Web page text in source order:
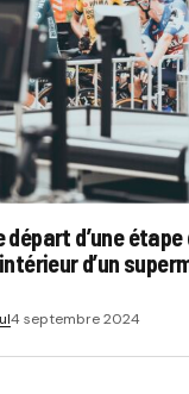
d’une étape
d’un
4 septembre 2024